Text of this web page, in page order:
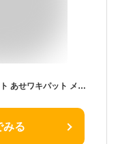
100枚入り わき汗パッド 脇パッド わきパット あせワキパット メンズ 不織布製 ワキガ 脇パット 脇パット 汗パッド 大判 ちょっと大きめサイズ 白色 脇汗パッド わき汗パット 脇汗パッド
みる